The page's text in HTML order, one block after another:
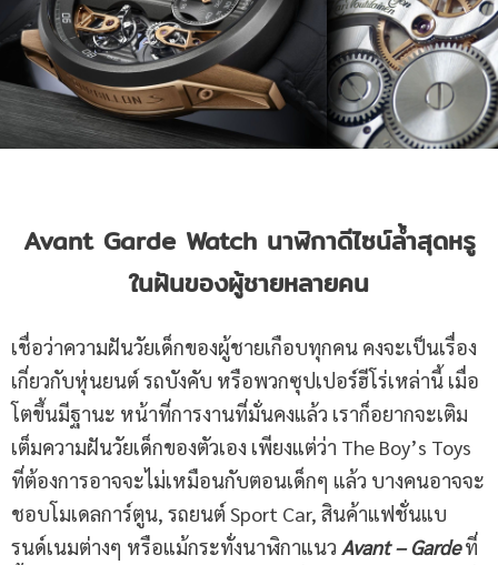
Avant Garde Watch นาฬิกาดีไซน์ล้ำสุดหรู
ในฝันของผู้ชายหลายคน
เชื่อว่าความฝันวัยเด็กของผู้ชายเกือบทุกคน คงจะเป็นเรื่อง
เกี่ยวกับหุ่นยนต์ รถบังคับ หรือพวกซุปเปอร์ฮีโร่เหล่านี้ เมื่อ
โตขึ้นมีฐานะ หน้าที่การงานที่มั่นคงแล้ว เราก็อยากจะเติม
เต็มความฝันวัยเด็กของตัวเอง เพียงแต่ว่า The Boy’s Toys
ที่ต้องการอาจจะไม่เหมือนกับตอนเด็กๆ แล้ว บางคนอาจจะ
ชอบโมเดลการ์ตูน, รถยนต์ Sport Car, สินค้าแฟชั่นแบ
รนด์เนมต่างๆ หรือแม้กระทั่งนาฬิกาแนว Avant – Gardeที่